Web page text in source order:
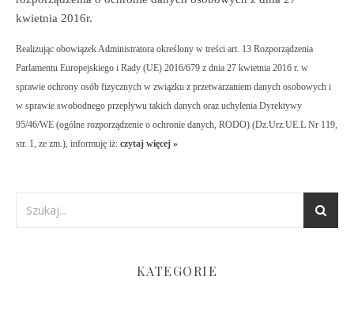
kwietnia 2016r.
Realizując obowiązek Administratora określony w treści art. 13 Rozporządzenia
Parlamentu Europejskiego i Rady (UE) 2016/679 z dnia 27 kwietnia 2016 r. w
sprawie ochrony osób fizycznych w związku z przetwarzaniem danych osobowych i
w sprawie swobodnego przepływu takich danych oraz uchylenia Dyrektywy
95/46/WE (ogólne rozporządzenie o ochronie danych, RODO) (Dz.Urz.UE.L Nr 119,
str. 1, ze zm.), informuję iż: czytaj więcej »
KATEGORIE